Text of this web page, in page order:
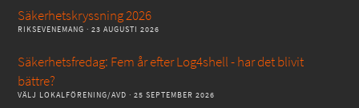
Säkerhetskryssning 2026
RIKSEVENEMANG · 23 AUGUSTI 2026
Säkerhetsfredag: Fem år efter Log4shell - har det blivit
bättre?
VÄLJ LOKALFÖRENING/AVD · 25 SEPTEMBER 2026